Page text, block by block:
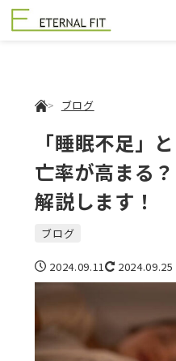
ブログ
「睡眠不足」
亡率が高まる
解説します！
ブログ
2024.09.11 2024.09.25